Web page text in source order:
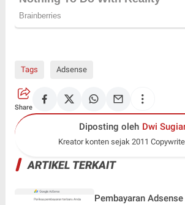
Tags Adsense
Share
Diposting oleh Dwi
Kreator konten sejak 2011
ARTIKEL TERKAIT
Pembayaran